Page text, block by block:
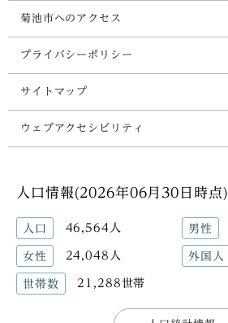
菊池市へのアクセス
プライバシーポリシー
サイトマップ
ウェブアクセシビリティ
人口情報(2026年06月30日時点)
人口 46,564人 男性
女性 24,048人 外国人
世帯数 21,288世帯